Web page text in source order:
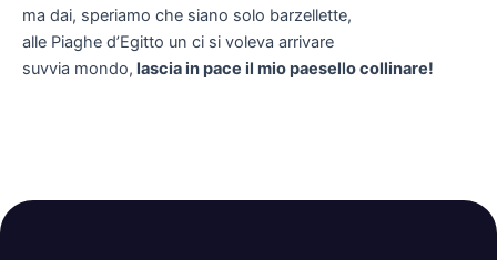
ma dai, speriamo che siano solo barzellette,
alle Piaghe d’Egitto un ci si voleva arrivare
suvvia mondo, lascia in pace il mio paesello collinare!